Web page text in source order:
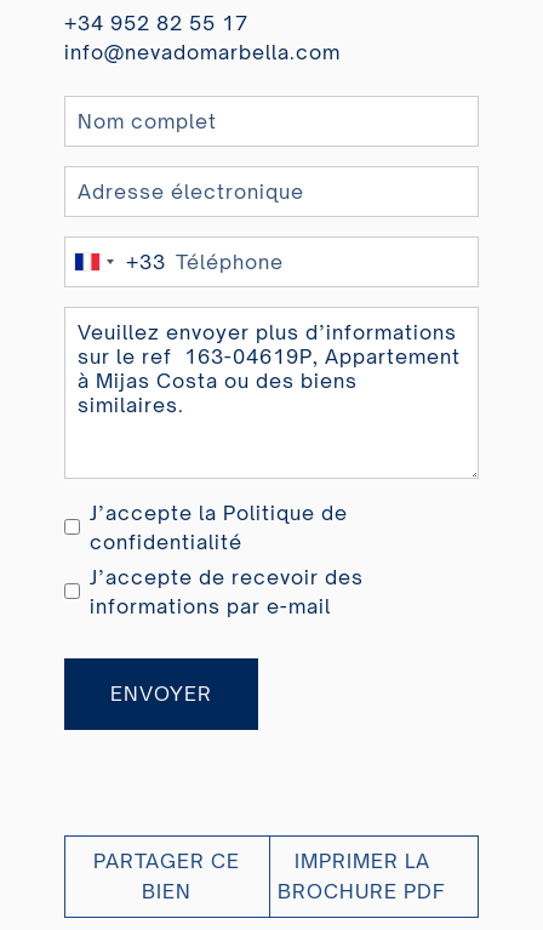
+34 952 82 55 17
info@nevadomarbella.com
France
+33
J’accepte la Politique de
confidentialité
J’accepte de recevoir des
informations par e-mail
ENVOYER
PARTAGER CE
BIEN
IMPRIMER LA
BROCHURE PDF